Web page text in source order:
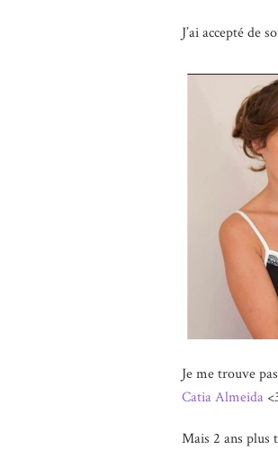
J’ai accepté de
Je me trouve
Catia Almeida
Mais 2 ans plus